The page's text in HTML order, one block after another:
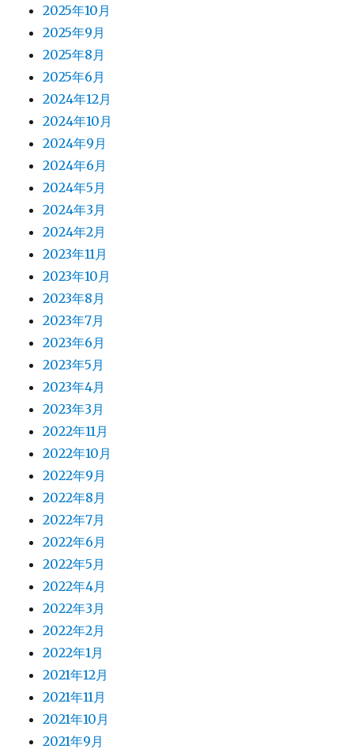
2025年10月
2025年9月
2025年8月
2025年6月
2024年12月
2024年10月
2024年9月
2024年6月
2024年5月
2024年3月
2024年2月
2023年11月
2023年10月
2023年8月
2023年7月
2023年6月
2023年5月
2023年4月
2023年3月
2022年11月
2022年10月
2022年9月
2022年8月
2022年7月
2022年6月
2022年5月
2022年4月
2022年3月
2022年2月
2022年1月
2021年12月
2021年11月
2021年10月
2021年9月